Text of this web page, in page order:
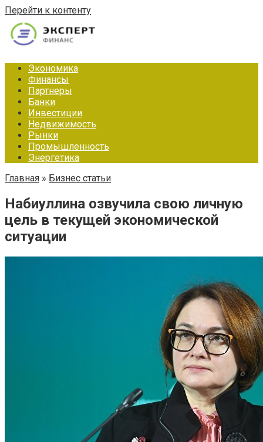
Перейти к контенту
Экономика
Финансы
Партнеры
Банки
Инвестиции
Недвижимость
Рынки
Промышленность
Энергетика
Главная » Бизнес статьи
Набиуллина озвучила свою личную
цель в текущей экономической
ситуации